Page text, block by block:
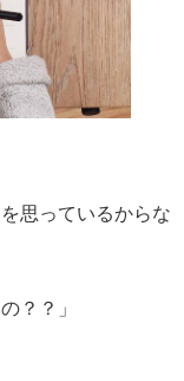
思っているからな
？？」